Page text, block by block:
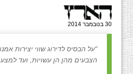
30 בנובמבר 2014
"על הבסיס לדירוג שווי יצירות
הצבעים מהן הן עשויות, ועד למצע